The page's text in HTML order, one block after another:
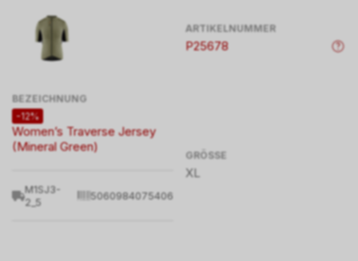
ARTIKELNUMMER
P25678
BEZEICHNUNG
-12%
Women’s Traverse Jersey
(Mineral Green)
M1SJ3-
2_5
5060984075406
GRÖSSE
XL